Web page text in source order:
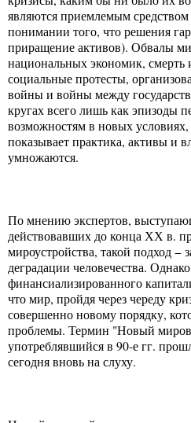
являются приемлемым
понимании того, что решения
приращение активов). Обвалы
национальных экономик, смерть
социальные протесты,
войны и войны между
кругах всего лишь как эпизоды
возможностям в новых
показывает практика, активы и
умножаются.
По мнению экспертов,
действовавших до конца ХХ в.
мироустройства, такой подход −
деградации человечества.
финансиализированного
что мир, пройдя через череду
совершенно новому порядку,
проблемы. Термин "Новый
употреблявшийся в 90-е гг.
сегодня вновь на слуху.